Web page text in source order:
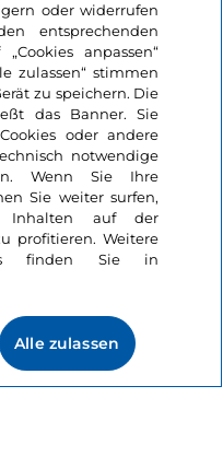
Materialien
zu 4 Personen. Ideal
mit der Familie: um
anbaut,
zwischen Musik,
inmitten von
zu spielen.
oder widerrufen
entsprechenden
anpassen“
zulassen“ stimmen
zu speichern. Die
das Banner. Sie
oder andere
notwendige
Wenn Sie Ihre
Sie weiter surfen,
Inhalten auf der
profitieren. Weitere
finden Sie in
Alle zulassen